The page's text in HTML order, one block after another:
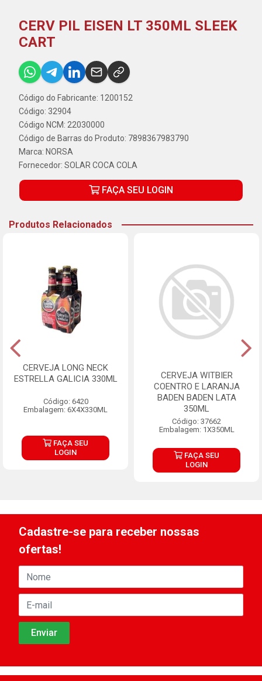
CERV PIL EISEN LT 350ML SLEEK
CART
Código do Fabricante: 1200152
Código: 32904
Código NCM: 22030000
Código de Barras do Produto: 7898367983790
Marca: NORSA
Fornecedor: SOLAR COCA COLA
FAÇA SEU LOGIN
Produtos Relacionados
CERVEJA LONG NECK
ESTRELLA GALICIA 330ML
Código: 6420
Embalagem: 6X4X330ML
FAÇA SEU
LOGIN
CERVEJA WITBIER
COENTRO E LARANJA
BADEN BADEN LATA
350ML
Código: 37662
Embalagem: 1X350ML
FAÇA SEU
LOGIN
Cadastre-se para receber nossas
ofertas!